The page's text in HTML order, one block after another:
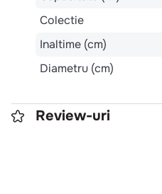
Colectie
Inaltime (cm)
Diametru (cm)
Review-uri